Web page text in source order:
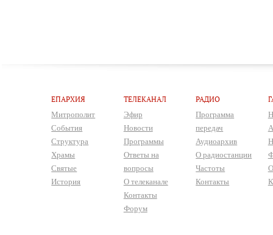
ЕПАРХИЯ
Митрополит
События
Структура
Храмы
Святые
История
ТЕЛЕКАНАЛ
Эфир
Новости
Программы
Ответы на
вопросы
О телеканале
Контакты
Форум
РАДИО
Программа
передач
Аудиоархив
О радиостанции
Частоты
Контакты